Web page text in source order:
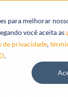
para melhorar
você aceita as
de privacidade,
.